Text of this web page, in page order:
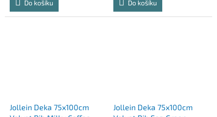
Do košíku Do košíku
Jollein Deka 75x100cm
Jollein Deka 75x100cm